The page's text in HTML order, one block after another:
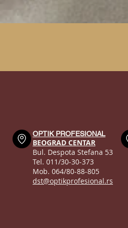
OPTIK PROFESIONAL
BEOGRAD CENTAR
Bul. Despota Stefana 53
Tel. 011/30-30-373
Mob. 064/80-88-805
dst@optikprofesional.rs